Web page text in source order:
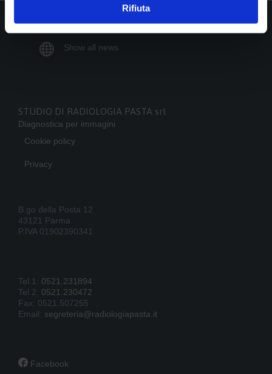
Rifiuta
 Show all news
STUDIO DI RADIOLOGIA PASTA srl
Diagnostica per immagini
Cookie policy
Privacy
B.go della Posta 12
43121 Parma
P.IVA 01902390341
Tel.1: 0521.231894
Tel.2: 0521.230472
Fax: 0521.507255
Email: segreteria@radiologiapasta.it
 Facebook